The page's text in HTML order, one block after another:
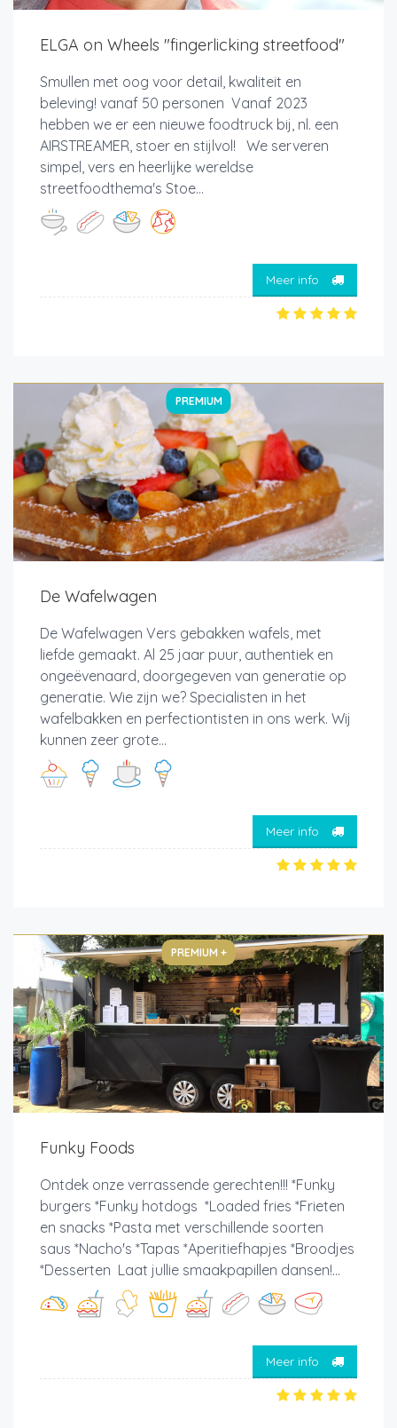
ELGA on Wheels "fingerlicking streetfood"
Smullen met oog voor detail, kwaliteit en
beleving! vanaf 50 personen Vanaf 2023
hebben we er een nieuwe foodtruck bij, nl. een
AIRSTREAMER, stoer en stijlvol! We serveren
simpel, vers en heerlijke wereldse
streetfoodthema's Stoe...
Meer info
PREMIUM
De Wafelwagen
De Wafelwagen Vers gebakken wafels, met
liefde gemaakt. Al 25 jaar puur, authentiek en
ongeëvenaard, doorgegeven van generatie op
generatie. Wie zijn we? Specialisten in het
wafelbakken en perfectiontisten in ons werk. Wij
kunnen zeer grote...
Meer info
PREMIUM +
Funky Foods
Ontdek onze verrassende gerechten!!! *Funky
burgers *Funky hotdogs *Loaded fries *Frieten
en snacks *Pasta met verschillende soorten
saus *Nacho's *Tapas *Aperitiefhapjes *Broodjes
*Desserten Laat jullie smaakpapillen dansen!...
Meer info